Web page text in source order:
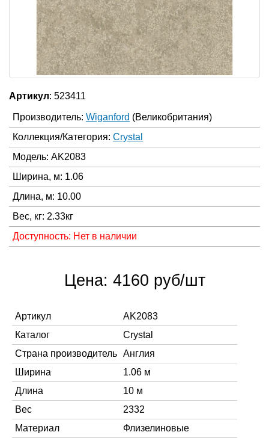
Артикул: 523411
Производитель: Wiganford (Великобритания)
Коллекция/Категория: Crystal
Модель: AK2083
Ширина, м: 1.06
Длина, м: 10.00
Вес, кг: 2.33кг
Доступность: Нет в наличии
Цена: 4160 руб/шт
Артикул
AK2083
Каталог
Crystal
Страна производитель Англия
Ширина
1.06 м
Длина
10 м
Вес
2332
Материал
Флизелиновые